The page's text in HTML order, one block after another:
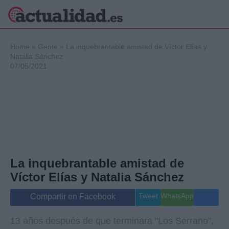
Internacional
Viajes
Gente
Musica
Home » Gente »
La inquebrantable amistad de Víctor Elías y
Natalia Sánchez
07/05/2021
La inquebrantable amistad de
Víctor Elías y Natalia Sánchez
Compartir en Facebook Tweet WhatsApp
13 años después de que terminara "Los Serrano",